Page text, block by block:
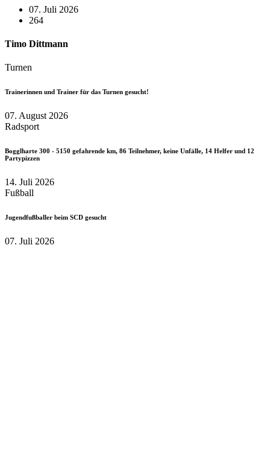
07. Juli 2026
264
Timo Dittmann
Turnen
Trainerinnen und Trainer für das Turnen gesucht!
07. August 2026
Radsport
Bogglharte 300 - 5150 gefahrende km, 86 Teilnehmer, keine Unfälle, 14 Helfer und 12
Partypizzen
14. Juli 2026
Fußball
Jugendfußballer beim SCD gesucht
07. Juli 2026